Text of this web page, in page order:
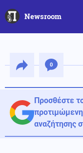
Newsroom
0
Προσθέστε
αναζήτησης